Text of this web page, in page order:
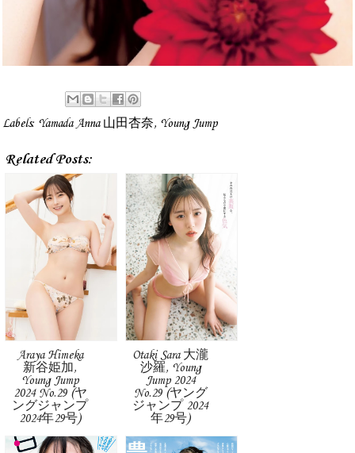
Labels: Yamada Anna 山田杏奈, Young Jump
Related Posts:
Araya Himeka
新谷姫加,
Young Jump
2024 No.29 (ヤ
ングジャンプ
2024年29号)
Otaki Sara 大瀧
沙羅, Young
Jump 2024
No.29 (ヤング
ジャンプ 2024
年29号)